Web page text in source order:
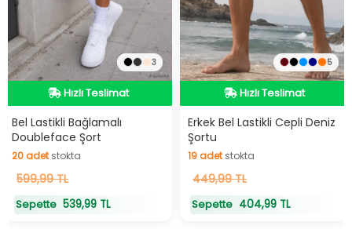
3
Hızlı Teslimat
Hızlı Teslimat
Bel Lastikli Bağlamalı
Doubleface Şort
20adetstokta
20adetstokta
599,99 TL
Sepette 539,99 TL
5
Hızlı Teslimat
Hızlı Teslimat
Erkek Bel Lastikli Cepli Deniz
Şortu
19adetstokta
19adetstokta
449,99 TL
Sepette 404,99 TL